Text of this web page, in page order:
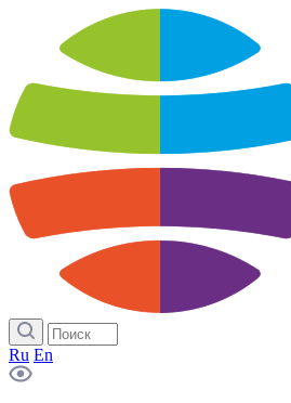
Ru En